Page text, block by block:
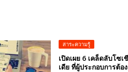
สาระความรู้
เปิดเผย 6 เคล็ดลับโซเ
เดีย ที่ผู้ประกอบการต้อ